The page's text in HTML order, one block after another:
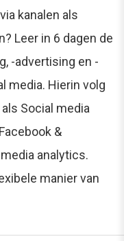
kanalen als
Leer in 6 dagen de
-advertising en -
media. Hierin volg
Social media
&
analytics.
manier van